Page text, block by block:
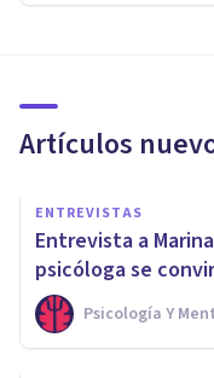
Artículos
ENTREVISTAS
Entrevista a
psicóloga se
Psicología Y